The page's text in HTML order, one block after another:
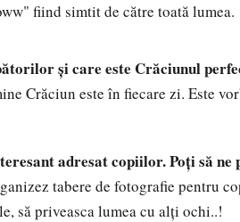
fiind simtit de către toată lumea.
şi care este Crăciunul
Crăciun este în fiecare zi. Este
adresat copiilor. Poţi să ne
tabere de fotografie pentru
să priveasca lumea cu alţi ochi..!